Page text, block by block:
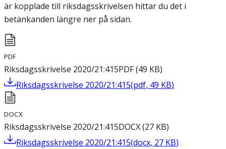
är kopplade till riksdagsskrivelsen hittar du det i
betänkanden längre ner på sidan.
PDF
Riksdagsskrivelse 2020/21:415PDF(49 KB)
Riksdagsskrivelse 2020/21:415(pdf, 49 KB)
DOCX
Riksdagsskrivelse 2020/21:415DOCX(27 KB)
Riksdagsskrivelse 2020/21:415(docx, 27 KB)